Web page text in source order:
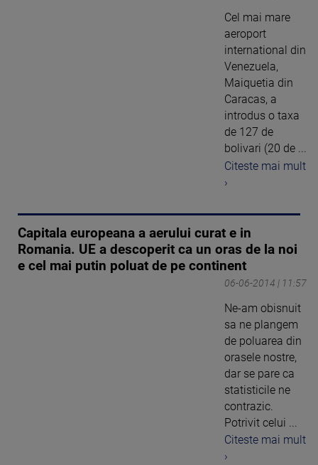
Cel mai mare
aeroport
international din
Venezuela,
Maiquetia din
Caracas, a
introdus o taxa
de 127 de
bolivari (20 de ...
Citeste mai mult
›
Capitala europeana a aerului curat e in
Romania. UE a descoperit ca un oras de la noi
e cel mai putin poluat de pe continent
06-06-2014 | 11:57
Ne-am obisnuit
sa ne plangem
de poluarea din
orasele nostre,
dar se pare ca
statisticile ne
contrazic.
Potrivit celui ...
Citeste mai mult
›